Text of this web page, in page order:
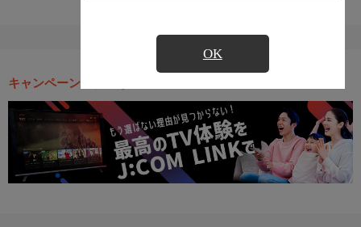
OK
キャンペーン・お得な情報